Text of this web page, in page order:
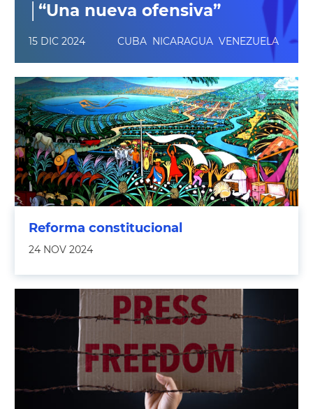
│“Una nueva ofensiva”
15 DIC 2024 CUBA NICARAGUA VENEZUELA
Reforma constitucional
24 NOV 2024